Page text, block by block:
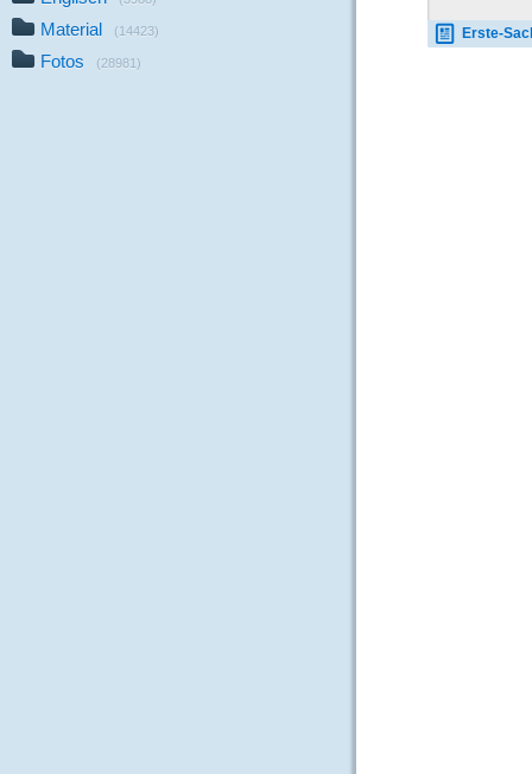
Material (14423)
Fotos (28981)
Erste-Sachaufgaben-